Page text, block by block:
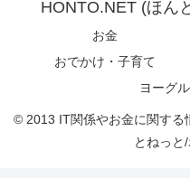
HONTO.NET (ほん
お金
おでかけ・子育て
ヨーグ
© 2013 IT関係やお金に関する
とねっと